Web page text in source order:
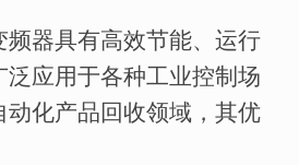
器具有高效节能、运行
应用于各种工业控制场
化产品回收领域，其优